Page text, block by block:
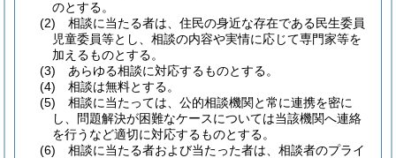
のとする。
(2)
相談に当たる者は、住民の身近な存在である民生委員
児童委員等とし、相談の内容や実情に応じて専門家等を
加えるものとする。
(3)
あらゆる相談に対応するものとする。
(4)
相談は無料とする。
(5)
相談に当たっては、公的相談機関と常に連携を密に
し、問題解決が困難なケースについては当該機関へ連絡
を行うなど適切に対応するものとする。
(6)
相談に当たる者および当たった者は、相談者のプライ